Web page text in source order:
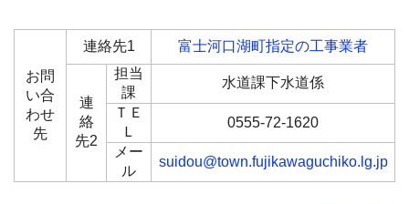
お問
い合
わせ
先
連絡先1 富士河口湖町指定の工事業者
連
絡
先2
担当
課
水道課下水道係
ＴＥ
Ｌ
0555-72-1620
メー
ル
suidou@town.fujikawaguchiko.lg.jp